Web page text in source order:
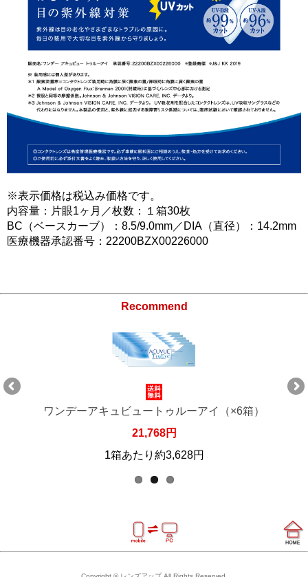
※表示価格は税込み価格です。
内容量：片眼1ヶ月／枚数：１箱30枚
BC（ベースカーブ）：8.5/9.0mm／DIA（直径）：14.2mm
医療機器承認番号：22200BZX00226000
Recommend
ワンデーアキュビュートゥルーアイ（×6箱）
21,768円
1箱あたり約3,628円